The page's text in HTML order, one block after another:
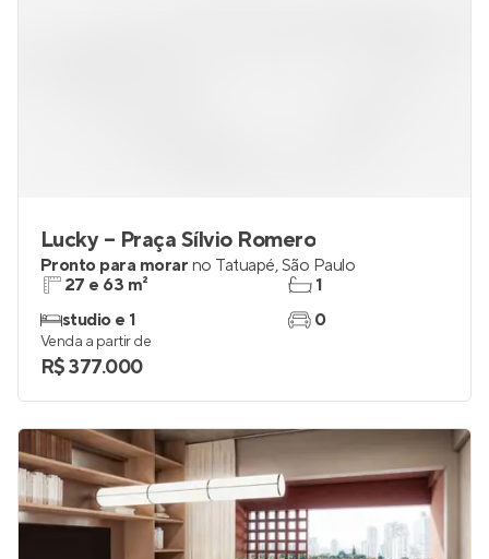
Lucky – Praça Sílvio Romero
Pronto para morar no Tatuapé,São Paulo
27 e 63 m²
studio e 1
1
0
Venda a partir de
R$ 377.000